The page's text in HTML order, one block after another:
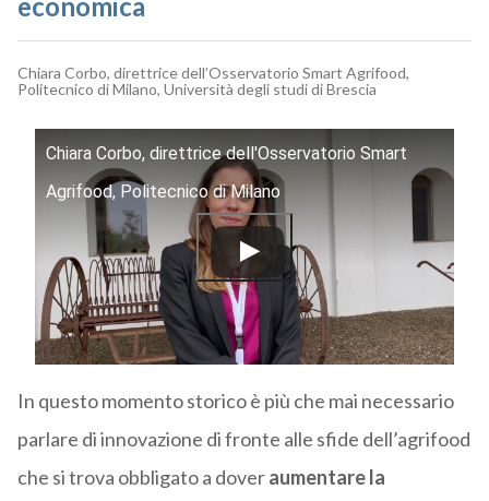
Chiara Corbo, direttrice dell’Osservatorio Smart Agrifood,
Politecnico di Milano, Università degli studi di Brescia
Chiara Corbo, direttrice dell'Osservatorio Smart
Agrifood, Politecnico di Milano
In questo momento storico è più che mai necessario
parlare di innovazione di fronte alle sfide dell’agrifood
che si trova obbligato a doveraumentare la